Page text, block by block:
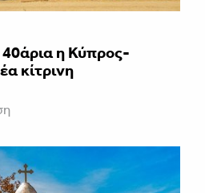
η Κύπρος-
κίτρινη